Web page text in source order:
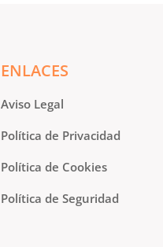
ENLACES
Aviso Legal
Política de Privacidad
Política de Cookies
Política de Seguridad